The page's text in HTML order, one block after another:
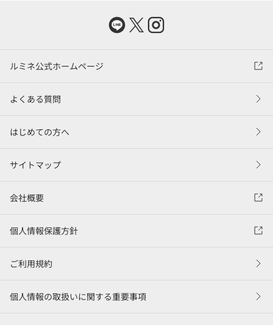
ルミネ公式ホームページ
よくある質問
はじめての方へ
サイトマップ
会社概要
個人情報保護方針
ご利用規約
個人情報の取扱いに関する重要事項